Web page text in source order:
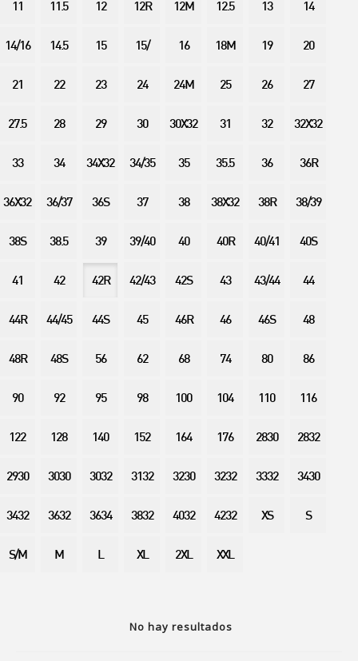
No hay resultados
11 11.5 12 12R 12M 12.5 13 14
14/16 14.5 15 15/ 16 18M 19 20
21 22 23 24 24M 25 26 27
27.5 28 29 30 30X32 31 32 32X32
33 34 34X32 34/35 35 35.5 36 36R
36X32 36/37 36S 37 38 38X32 38R 38/39
38S 38.5 39 39/40 40 40R 40/41 40S
41 42 42R 42/43 42S 43 43/44 44
44R 44/45 44S 45 46R 46 46S 48
48R 48S 56 62 68 74 80 86
90 92 95 98 100 104 110 116
122 128 140 152 164 176 2830 2832
2930 3030 3032 3132 3230 3232 3332 3430
3432 3632 3634 3832 4032 4232 XS S
S/M M L XL 2XL XXL